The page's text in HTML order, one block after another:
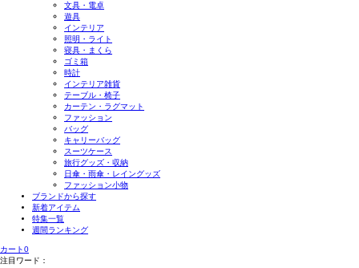
文具・電卓
遊具
インテリア
照明・ライト
寝具・まくら
ゴミ箱
時計
インテリア雑貨
テーブル・椅子
カーテン・ラグマット
ファッション
バッグ
キャリーバッグ
スーツケース
旅行グッズ・収納
日傘・雨傘・レイングッズ
ファッション小物
ブランドから探す
新着アイテム
特集一覧
週間ランキング
カート0
注目ワード：